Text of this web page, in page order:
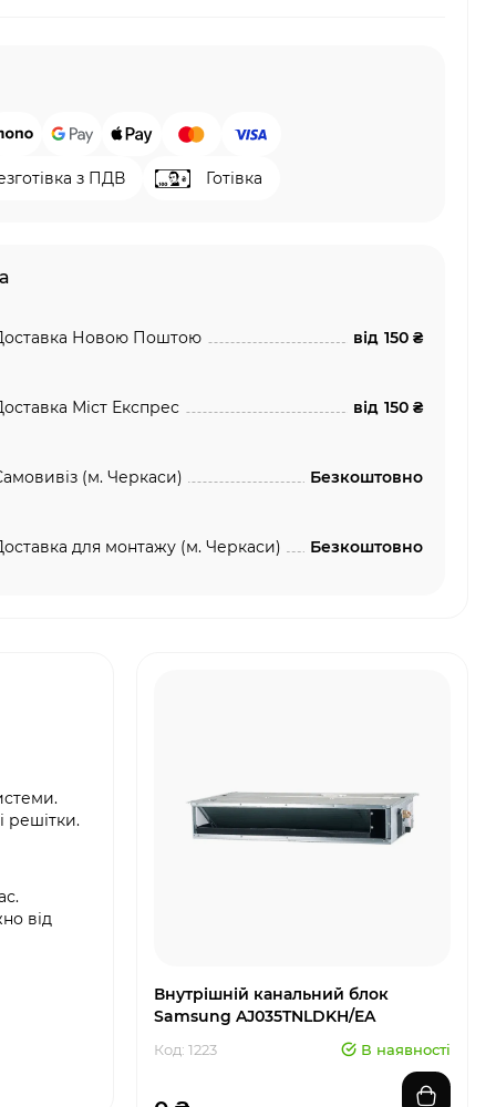
з ПДВ Готівка
Новою Поштою від 150 ₴
Міст Експрес від 150 ₴
(м. Черкаси) Безкоштовно
для монтажу (м. Черкаси) Безкоштовно
решітки.
від
Внутрішній канальний блок
Samsung AJ035TNLDKH/EA
Код: 1223 В наявності